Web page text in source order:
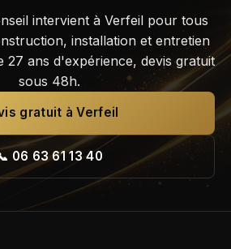
intervient à Verfeil pour tous
installation et entretien
27 ans d'expérience, devis gratuit
sous 48h.
gratuit à Verfeil
06 63 61 13 40